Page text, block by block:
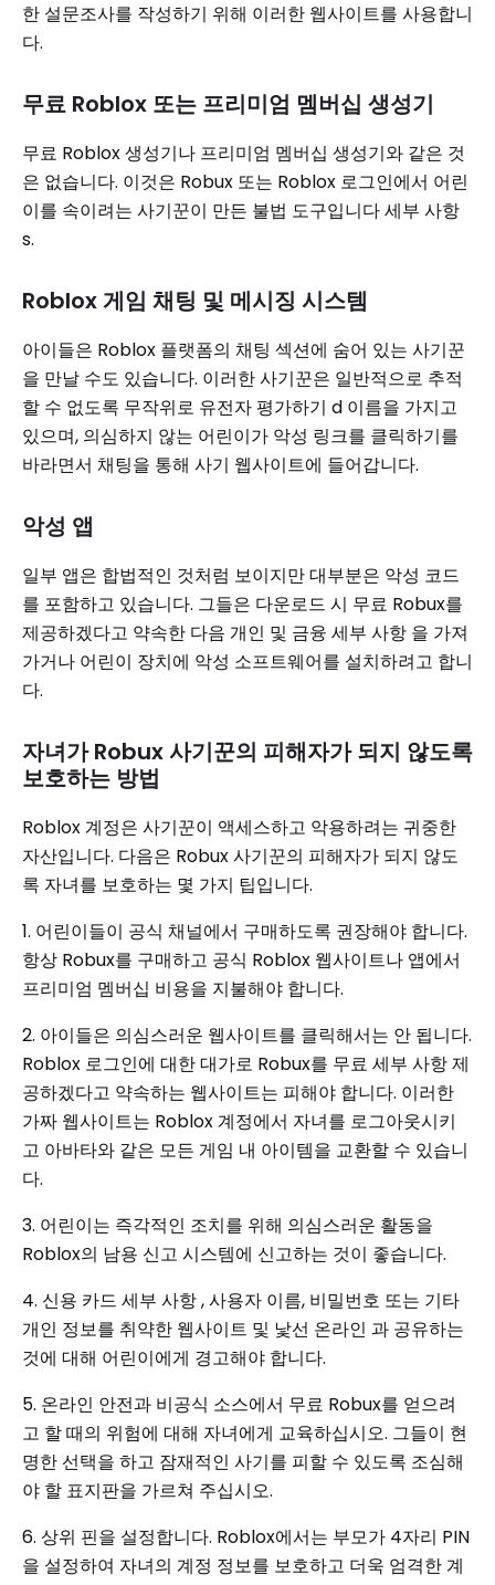
한 설문조사를 작성하기 위해 이러한 웹사이트를 사용합니
다.
무료 Roblox 또는 프리미엄 멤버십 생성기
무료 Roblox 생성기나 프리미엄 멤버십 생성기와 같은 것
은 없습니다. 이것은 Robux 또는 Roblox 로그인에서 어린
이를 속이려는 사기꾼이 만든 불법 도구입니다 세부 사항
s.
Roblox 게임 채팅 및 메시징 시스템
아이들은 Roblox 플랫폼의 채팅 섹션에 숨어 있는 사기꾼
을 만날 수도 있습니다. 이러한 사기꾼은 일반적으로 추적
할 수 없도록 무작위로 유전자 평가하기 d 이름을 가지고
있으며, 의심하지 않는 어린이가 악성 링크를 클릭하기를
바라면서 채팅을 통해 사기 웹사이트에 들어갑니다.
악성 앱
일부 앱은 합법적인 것처럼 보이지만 대부분은 악성 코드
를 포함하고 있습니다. 그들은 다운로드 시 무료 Robux를
제공하겠다고 약속한 다음 개인 및 금융 세부 사항 을 가져
가거나 어린이 장치에 악성 소프트웨어를 설치하려고 합니
다.
자녀가 Robux 사기꾼의 피해자가 되지 않도록
보호하는 방법
Roblox 계정은 사기꾼이 액세스하고 악용하려는 귀중한
자산입니다. 다음은 Robux 사기꾼의 피해자가 되지 않도
록 자녀를 보호하는 몇 가지 팁입니다.
1. 어린이들이 공식 채널에서 구매하도록 권장해야 합니다.
항상 Robux를 구매하고 공식 Roblox 웹사이트나 앱에서
프리미엄 멤버십 비용을 지불해야 합니다.
2. 아이들은 의심스러운 웹사이트를 클릭해서는 안 됩니다.
Roblox 로그인에 대한 대가로 Robux를 무료 세부 사항 제
공하겠다고 약속하는 웹사이트는 피해야 합니다. 이러한
가짜 웹사이트는 Roblox 계정에서 자녀를 로그아웃시키
고 아바타와 같은 모든 게임 내 아이템을 교환할 수 있습니
다.
3. 어린이는 즉각적인 조치를 위해 의심스러운 활동을
Roblox의 남용 신고 시스템에 신고하는 것이 좋습니다.
4. 신용 카드 세부 사항 , 사용자 이름, 비밀번호 또는 기타
개인 정보를 취약한 웹사이트 및 낯선 온라인 과 공유하는
것에 대해 어린이에게 경고해야 합니다.
5. 온라인 안전과 비공식 소스에서 무료 Robux를 얻으려
고 할 때의 위험에 대해 자녀에게 교육하십시오. 그들이 현
명한 선택을 하고 잠재적인 사기를 피할 수 있도록 조심해
야 할 표지판을 가르쳐 주십시오.
6. 상위 핀을 설정합니다. Roblox에서는 부모가 4자리 PIN
을 설정하여 자녀의 계정 정보를 보호하고 더욱 엄격한 계